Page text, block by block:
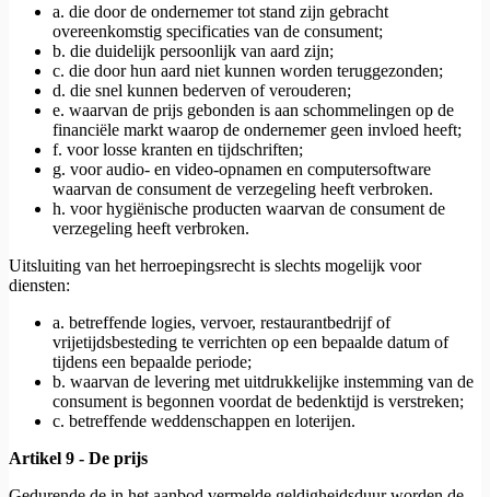
a. die door de ondernemer tot stand zijn gebracht
overeenkomstig specificaties van de consument;
b. die duidelijk persoonlijk van aard zijn;
c. die door hun aard niet kunnen worden teruggezonden;
d. die snel kunnen bederven of verouderen;
e. waarvan de prijs gebonden is aan schommelingen op de
financiële markt waarop de ondernemer geen invloed heeft;
f. voor losse kranten en tijdschriften;
g. voor audio- en video-opnamen en computersoftware
waarvan de consument de verzegeling heeft verbroken.
h. voor hygiënische producten waarvan de consument de
verzegeling heeft verbroken.
Uitsluiting van het herroepingsrecht is slechts mogelijk voor
diensten:
a. betreffende logies, vervoer, restaurantbedrijf of
vrijetijdsbesteding te verrichten op een bepaalde datum of
tijdens een bepaalde periode;
b. waarvan de levering met uitdrukkelijke instemming van de
consument is begonnen voordat de bedenktijd is verstreken;
c. betreffende weddenschappen en loterijen.
Artikel 9 - De prijs